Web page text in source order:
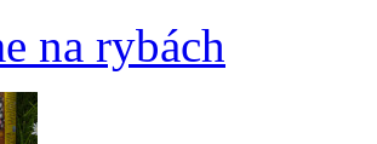
na rybách